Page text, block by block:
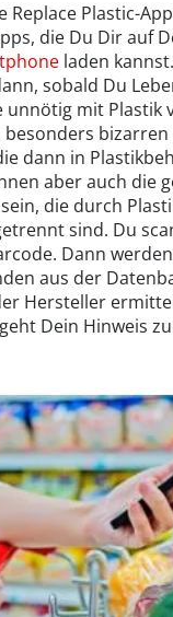
Replace Plastic-
die Du Dir auf
laden
sobald Du
unnötig mit Plastik
besonders bizarren
dann in
aber auch die
die durch
sind. Du
Dann
aus der
Hersteller
Dein Hinweis